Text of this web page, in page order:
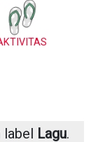
label Lagu.